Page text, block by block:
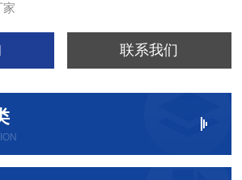
家
联系我们